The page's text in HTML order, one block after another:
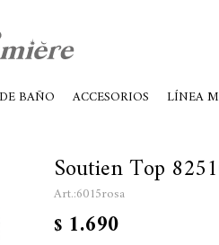
BAÑO ACCESORIOS LÍNEA
Soutien Top
6015rosa
$ 1.690